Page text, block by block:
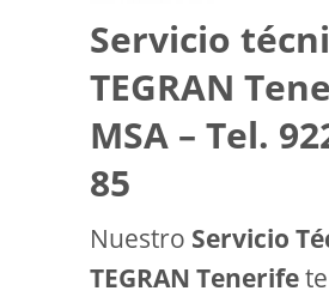
Servicio
TEGRAN
MSA – Tel.
85
Nuestro Servicio
TEGRAN Tenerife